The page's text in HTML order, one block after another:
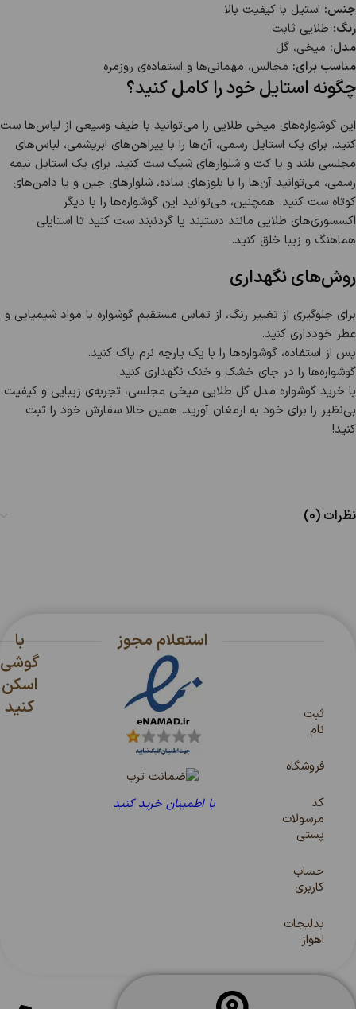
جنس: استیل با کیفیت بالا
رنگ: طلایی ثابت
مدل: میخی، گل
مناسب برای: مجالس، مهمانی‌ها و استفاده‌ی روزمره
چگونه استایل خود را کامل کنید؟
این گوشواره‌های میخی طلایی را می‌توانید با طیف وسیعی از لباس‌ها ست
کنید. برای یک استایل رسمی، آن‌ها را با پیراهن‌های ابریشمی، لباس‌های
مجلسی بلند و یا کت و شلوارهای شیک ست کنید. برای یک استایل نیمه
رسمی، می‌توانید آن‌ها را با بلوزهای ساده، شلوارهای جین و یا دامن‌های
کوتاه ست کنید. همچنین، می‌توانید این گوشواره‌ها را با دیگر
اکسسوری‌های طلایی مانند دستبند یا گردنبند ست کنید تا استایلی
هماهنگ و زیبا خلق کنید.
روش‌های نگهداری
برای جلوگیری از تغییر رنگ، از تماس مستقیم گوشواره با مواد شیمیایی و
عطر خودداری کنید.
پس از استفاده، گوشواره‌ها را با یک پارچه نرم پاک کنید.
گوشواره‌ها را در جای خشک و خنک نگهداری کنید.
با خرید گوشواره مدل گل طلایی میخی مجلسی، تجربه‌ی زیبایی و کیفیت
بی‌نظیر را برای خود به ارمغان آورید. همین حالا سفارش خود را ثبت
کنید!
نظرات (0)
ثبت
نام
فروشگاه
کد
مرسولات
پستی
حساب
کاربری
بدلیجات
اهواز
استعلام مجوز
با اطمینان خرید کنید
با
گوشی
اسکن
کنید